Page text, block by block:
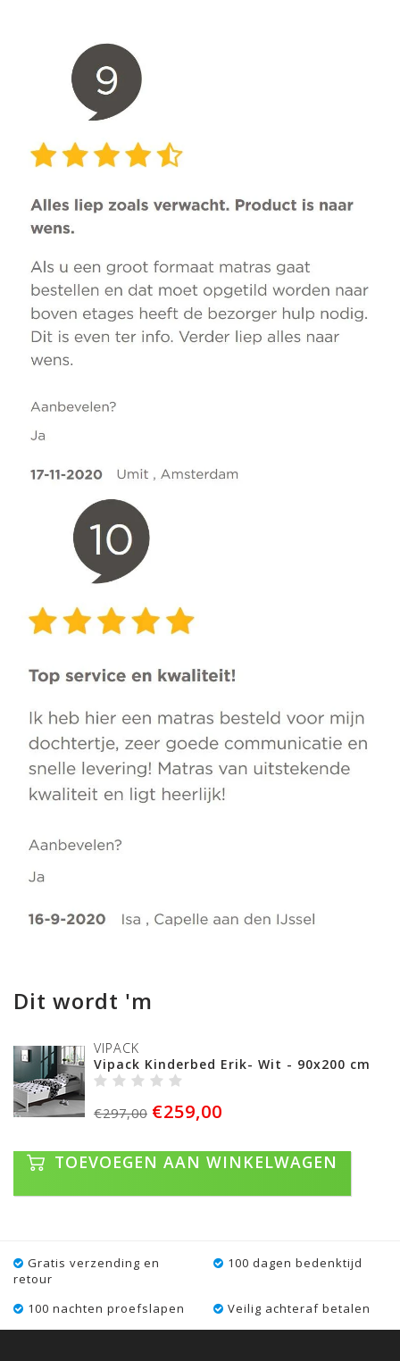
Dit wordt 'm
VIPACK
Vipack Kinderbed Erik- Wit - 90x200 cm
€297,00 €259,00
TOEVOEGEN AAN WINKELWAGEN
Gratis verzending en
retour
100 dagen bedenktijd
100 nachten proefslapen Veilig achteraf betalen